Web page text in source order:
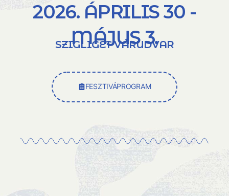
2026. ÁPRILIS 30 -
MÁJUS 3.
SZIGLIGET VÁRUDVAR
FESZTIVÁPROGRAM